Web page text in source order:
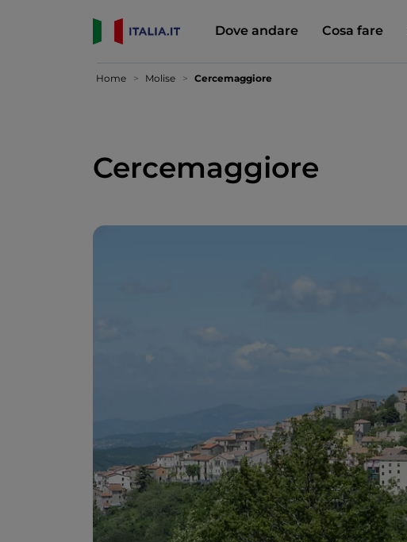
Dove andare Cosa fare
Home Molise Cercemaggiore
Cercemaggiore